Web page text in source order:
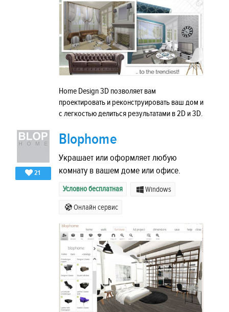
Home Design 3D позволяет вам
проектировать и реконструировать ваш дом и
с легкостью делиться результатами в 2D и 3D.
21
Blophome
Украшает или оформляет любую
комнату в вашем доме или офисе.
Условно бесплатная Windows
Онлайн сервис